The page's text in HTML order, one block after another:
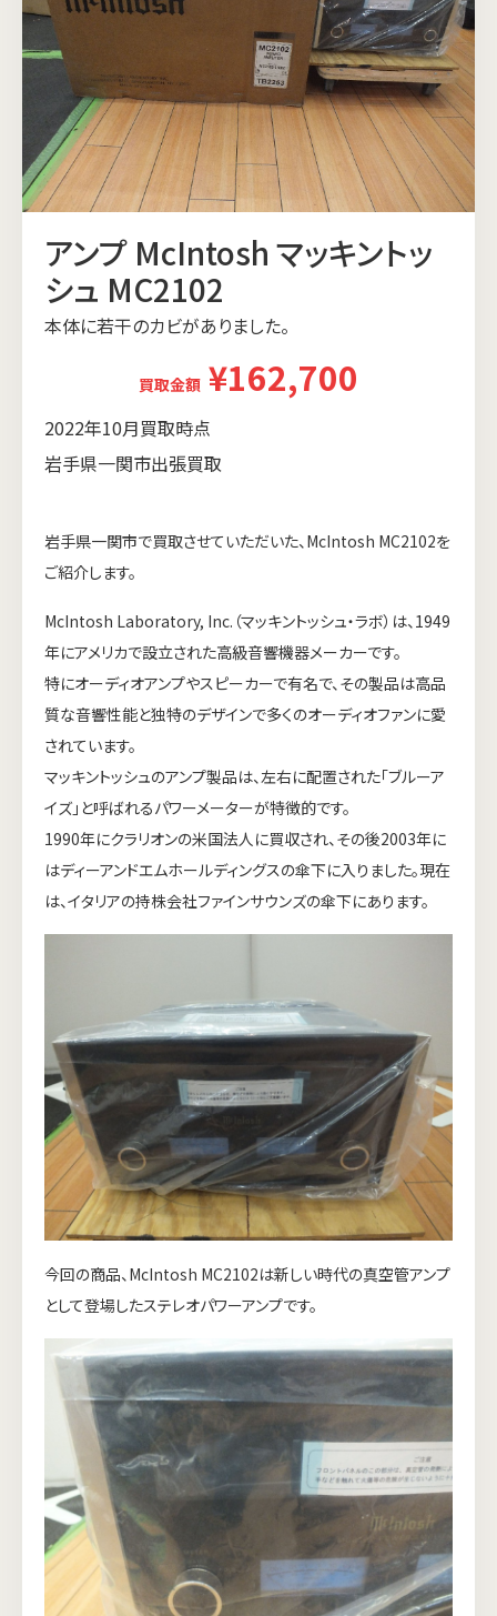
アンプ McIntosh マッキントッ
シュ MC2102
本体に若干のカビがありました。
買取金額 ¥162,700
2022年10月買取時点
岩手県一関市出張買取
岩手県一関市で買取させていただいた、McIntosh MC2102を
ご紹介します。
McIntosh Laboratory, Inc.（マッキントッシュ・ラボ）は、1949
年にアメリカで設立された高級音響機器メーカーです。
特にオーディオアンプやスピーカーで有名で、その製品は高品
質な音響性能と独特のデザインで多くのオーディオファンに愛
されています。
マッキントッシュのアンプ製品は、左右に配置された「ブルーア
イズ」と呼ばれるパワーメーターが特徴的です。
1990年にクラリオンの米国法人に買収され、その後2003年に
はディーアンドエムホールディングスの傘下に入りました。現在
は、イタリアの持株会社ファインサウンズの傘下にあります。
今回の商品、McIntosh MC2102は新しい時代の真空管アンプ
として登場したステレオパワーアンプです。